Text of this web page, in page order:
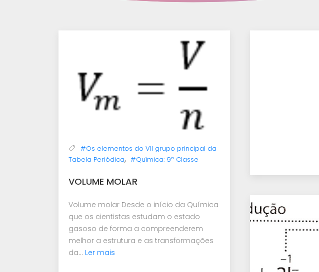
#Os elementos do VII grupo principal da
Tabela Periódica, #Química: 9ª Classe
VOLUME MOLAR
Volume molar Desde o início da Química
que os cientistas estudam o estado
gasoso de forma a compreenderem
melhor a estrutura e as transformações
da... Ler mais